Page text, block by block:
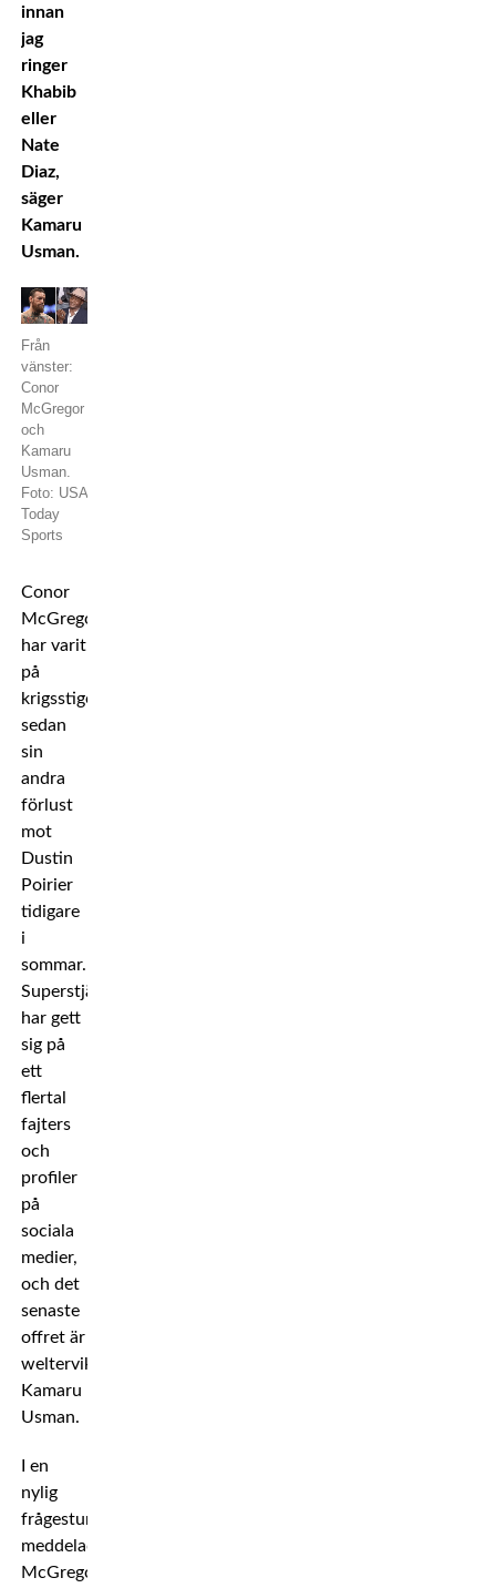
innan
jag
ringer
Khabib
eller
Nate
Diaz,
säger
Kamaru
Usman.
Från
vänster:
Conor
McGregor
och
Kamaru
Usman.
Foto: USA
Today
Sports
Conor
McGregor
har varit
på
krigsstigen
sedan
sin
andra
förlust
mot
Dustin
Poirier
tidigare
i
sommar.
Superstjärnan
har gett
sig på
ett
flertal
fajters
och
profiler
på
sociala
medier,
och det
senaste
offret är
welterviktsmästaren
Kamaru
Usman.
I en
nylig
frågestund
meddelade
McGregor